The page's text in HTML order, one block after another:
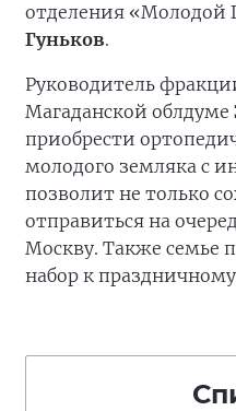
отделения «Молодой
Гуньков.
Руководитель
Магаданской облдуме
приобрести
молодого земляка с
позволит не только
отправиться на
Москву. Также семье
набор к праздничному